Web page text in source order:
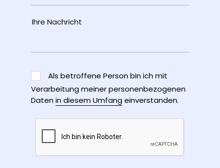
Als betroffene Person bin ich mit
Verarbeitung meiner personenbezogenen
Datenin diesem Umfangeinverstanden.